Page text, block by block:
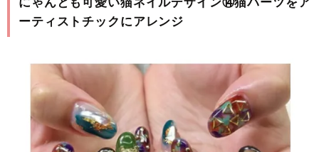
にゃんとも可愛い猫ネイルデザイン⑭猫パーツをア
ーティストチックにアレンジ